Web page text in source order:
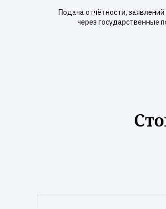
Подача отчётности,
через государственные